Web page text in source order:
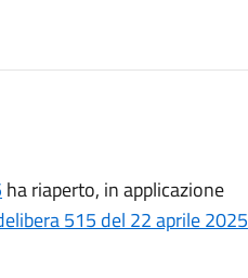
ha riaperto, in applicazione
515 del 22 aprile 2025